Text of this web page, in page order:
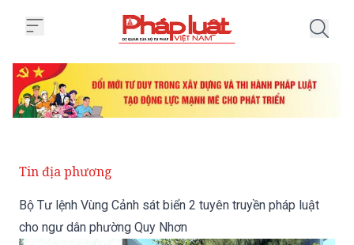
Tin địa phương
Bộ Tư lệnh Vùng Cảnh sát biển 2 tuyên truyền pháp luật
cho ngư dân phường Quy Nhơn